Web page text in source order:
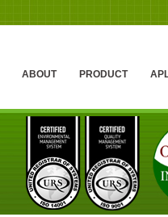
ABOUT PRODUCT